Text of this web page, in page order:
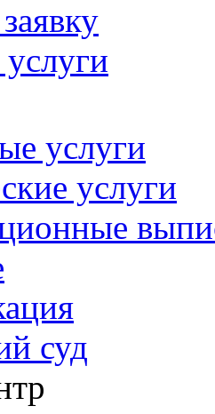
услуги
услуги
суд